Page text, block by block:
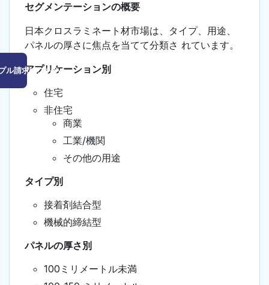
ル請求はこちら
セグメンテーションの概要
日本クロスラミネート材市場は、タイプ、用途、
パネルの厚さに焦点を当てて分類さ れています。
アプリケーション別
住宅
非住宅
商業
工業/機関
その他の用途
タイプ別
接着剤結合型
機械的締結型
パネルの厚さ別
100ミリメートル未満